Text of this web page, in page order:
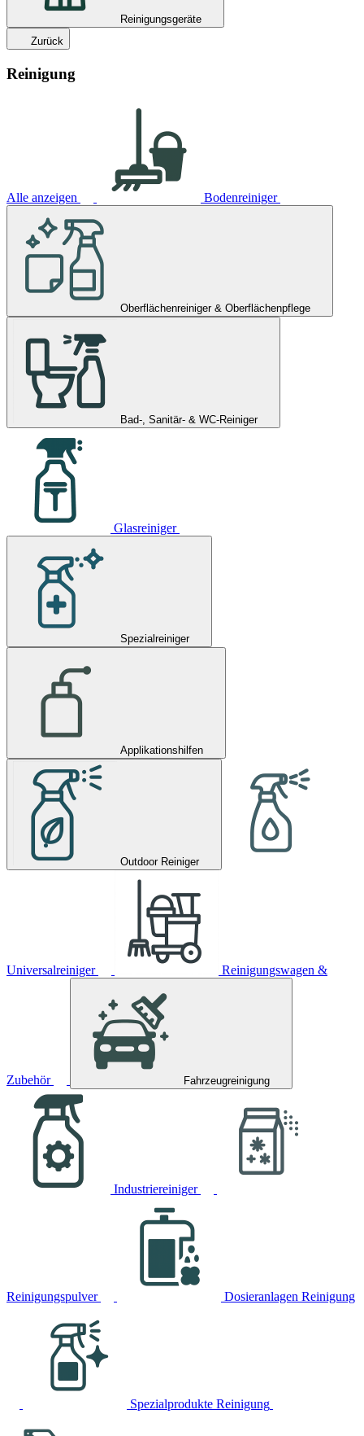
Reinigungsgeräte
Zurück
Reinigung
Alle anzeigen Bodenreiniger
Oberflächenreiniger & Oberflächenpflege
Bad-, Sanitär- & WC-Reiniger
Glasreiniger
Spezialreiniger
Applikationshilfen
Outdoor Reiniger
Universalreiniger Reinigungswagen &
Zubehör Fahrzeugreinigung
Industriereiniger
Reinigungspulver Dosieranlagen Reinigung
Spezialprodukte Reinigung